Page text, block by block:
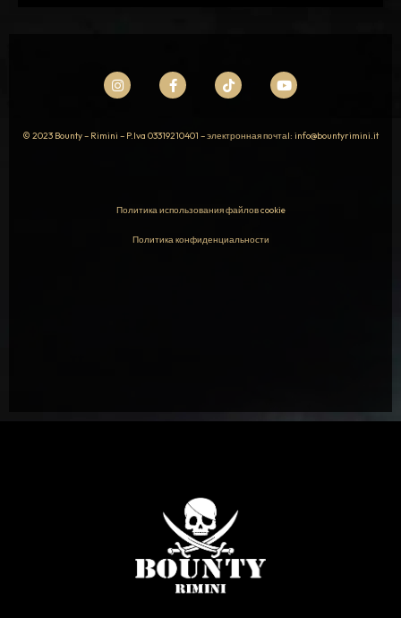
© 2023 Bounty – Rimini – P.Iva 03319210401 – электронная почтаl: info@bountyrimini.it
Политика использования файлов cookie
Политика конфиденциальности